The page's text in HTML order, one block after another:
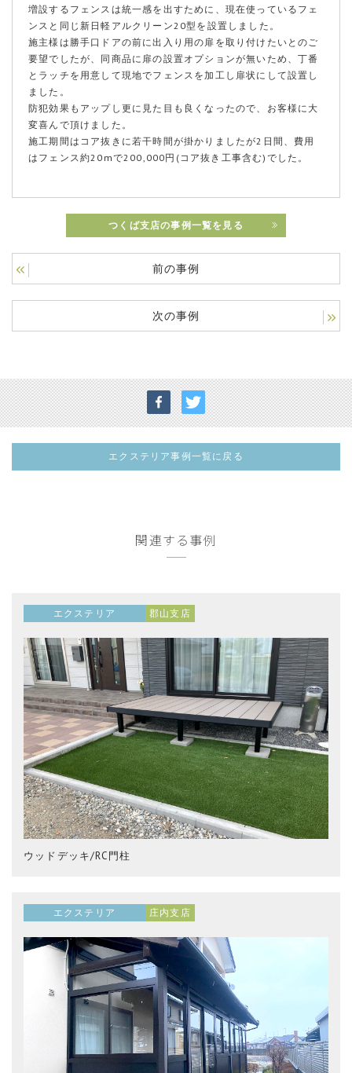
増設するフェンスは統一感を出すために、現在使っているフェ
ンスと同じ新日軽アルクリーン20型を設置しました。
施主様は勝手口ドアの前に出入り用の扉を取り付けたいとのご
要望でしたが、同商品に扉の設置オプションが無いため、丁番
とラッチを用意して現地でフェンスを加工し扉状にして設置し
ました。
防犯効果もアップし更に見た目も良くなったので、お客様に大
変喜んで頂けました。
施工期間はコア抜きに若干時間が掛かりましたが2日間、費用
はフェンス約20mで200,000円(コア抜き工事含む)でした。
つくば支店の事例一覧を見る
前の事例
次の事例
エクステリア事例一覧に戻る
関連する事例
エクステリア 郡山支店
ウッドデッキ/RC門柱
エクステリア 庄内支店